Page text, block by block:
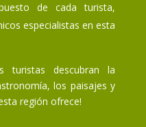
de cada turista,
especialistas en esta
turistas descubran la
los paisajes y
región ofrece!